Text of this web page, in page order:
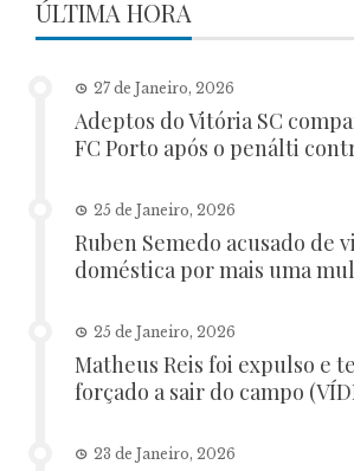
ÚLTIMA HORA
27 de Janeiro, 2026
Adeptos do Vitória SC
FC Porto após o penálti
25 de Janeiro, 2026
Ruben Semedo acusado de
doméstica por mais uma
25 de Janeiro, 2026
Matheus Reis foi expulso e
forçado a sair do campo
23 de Janeiro, 2026